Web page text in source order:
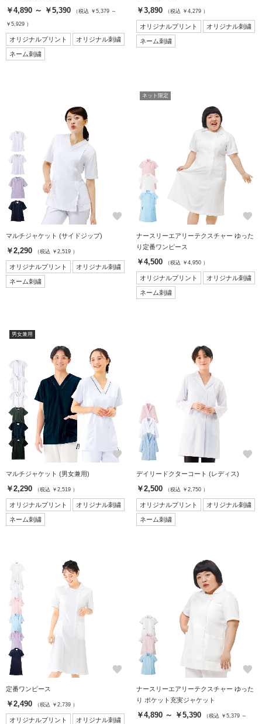
￥4,890 ～ ￥5,390 （税込 ￥5,379 ～
￥5,929 ）
オリジナルプリント オリジナル刺繍
ネーム刺繍
￥3,890 （税込 ￥4,279 ）
オリジナルプリント オリジナル刺繍
ネーム刺繍
favorite
マルチジャケット (サイドジップ)
￥2,290 （税込 ￥2,519 ）
オリジナルプリント オリジナル刺繍
ネーム刺繍
ネット限定
favorite
ナースリーエアリーテクスチャー ゆった
り定番ワンピース
￥4,500 （税込 ￥4,950 ）
オリジナルプリント オリジナル刺繍
ネーム刺繍
男女兼用
favorite
マルチジャケット (男女兼用)
￥2,290 （税込 ￥2,519 ）
オリジナルプリント オリジナル刺繍
ネーム刺繍
favorite
デイリードクターコート (レディス)
￥2,500 （税込 ￥2,750 ）
オリジナルプリント オリジナル刺繍
ネーム刺繍
favorite
定番ワンピース
￥2,490 （税込 ￥2,739 ）
オリジナルプリント オリジナル刺繍
favorite
ナースリーエアリーテクスチャー ゆった
り ポケット充実ジャケット
￥4,890 ～ ￥5,390 （税込 ￥5,379 ～